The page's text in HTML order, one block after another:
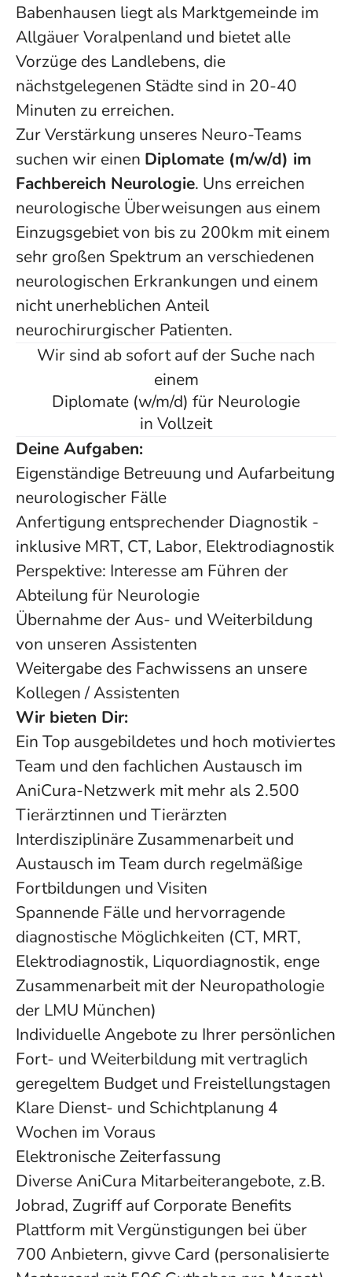
Babenhausen liegt als Marktgemeinde im
Allgäuer Voralpenland und bietet alle
Vorzüge des Landlebens, die
nächstgelegenen Städte sind in 20-40
Minuten zu erreichen.
Zur Verstärkung unseres Neuro-Teams
suchen wir einen Diplomate (m/w/d) im
Fachbereich Neurologie. Uns erreichen
neurologische Überweisungen aus einem
Einzugsgebiet von bis zu 200km mit einem
sehr großen Spektrum an verschiedenen
neurologischen Erkrankungen und einem
nicht unerheblichen Anteil
neurochirurgischer Patienten.
Wir sind ab sofort auf der Suche nach
einem
Diplomate (w/m/d) für Neurologie
in Vollzeit
Deine Aufgaben:
Eigenständige Betreuung und Aufarbeitung
neurologischer Fälle
Anfertigung entsprechender Diagnostik -
inklusive MRT, CT, Labor, Elektrodiagnostik
Perspektive: Interesse am Führen der
Abteilung für Neurologie
Übernahme der Aus- und Weiterbildung
von unseren Assistenten
Weitergabe des Fachwissens an unsere
Kollegen / Assistenten
Wir bieten Dir:
Ein Top ausgebildetes und hoch motiviertes
Team und den fachlichen Austausch im
AniCura-Netzwerk mit mehr als 2.500
Tierärztinnen und Tierärzten
Interdisziplinäre Zusammenarbeit und
Austausch im Team durch regelmäßige
Fortbildungen und Visiten
Spannende Fälle und hervorragende
diagnostische Möglichkeiten (CT, MRT,
Elektrodiagnostik, Liquordiagnostik, enge
Zusammenarbeit mit der Neuropathologie
der LMU München)
Individuelle Angebote zu Ihrer persönlichen
Fort- und Weiterbildung mit vertraglich
geregeltem Budget und Freistellungstagen
Klare Dienst- und Schichtplanung 4
Wochen im Voraus
Elektronische Zeiterfassung
Diverse AniCura Mitarbeiterangebote, z.B.
Jobrad, Zugriff auf Corporate Benefits
Plattform mit Vergünstigungen bei über
700 Anbietern, givve Card (personalisierte